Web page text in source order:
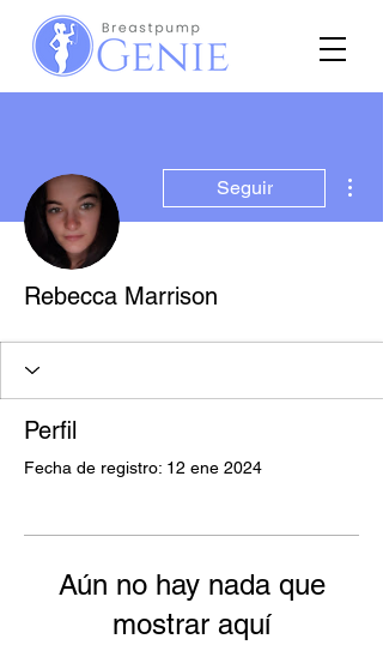
Seguir
Rebecca Marrison
Perfil
Fecha de registro: 12 ene 2024
Aún no hay nada que
mostrar aquí